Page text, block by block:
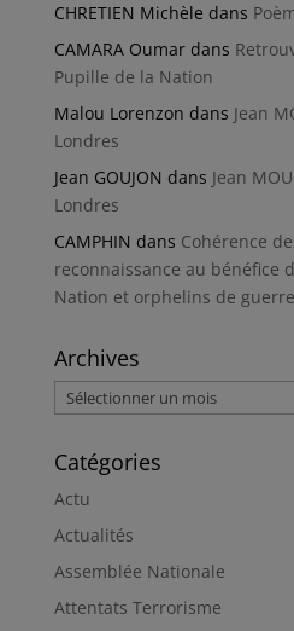
CHRETIEN Michèle dans
CAMARA Oumardans
Pupille de la Nation
Malou Lorenzon dans Jean
Londres
Jean GOUJON dans Jean
Londres
CAMPHIN dans Cohérence
reconnaissance au bénéfice
Nation et orphelins de guerre
Archives
Archives
Catégories
Actu
Actualités
Assemblée Nationale
Attentats Terrorisme